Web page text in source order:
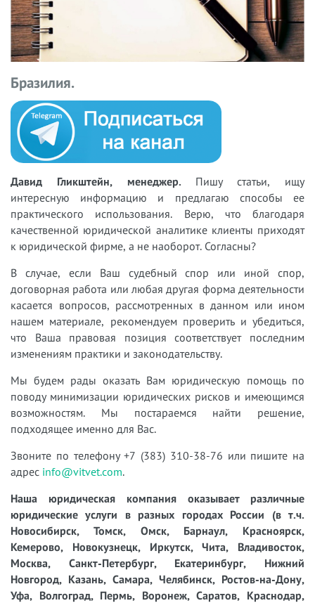
Бразилия.
Давид Гликштейн, менеджер. Пишу статьи, ищу
интересную информацию и предлагаю способы ее
практического использования. Верю, что благодаря
качественной юридической аналитике клиенты приходят
к юридической фирме, а не наоборот. Согласны?
В случае, если Ваш судебный спор или иной спор,
договорная работа или любая другая форма деятельности
касается вопросов, рассмотренных в данном или ином
нашем материале, рекомендуем проверить и убедиться,
что Ваша правовая позиция соответствует последним
изменениям практики и законодательству.
Мы будем рады оказать Вам юридическую помощь по
поводу минимизации юридических рисков и имеющимся
возможностям. Мы постараемся найти решение,
подходящее именно для Вас.
Звоните по телефону +7 (383) 310-38-76 или пишите на
адрес info@vitvet.com.
Наша юридическая компания оказывает различные
юридические услуги в разных городах России (в т.ч.
Новосибирск, Томск, Омск, Барнаул, Красноярск,
Кемерово, Новокузнецк, Иркутск, Чита, Владивосток,
Москва, Санкт-Петербург, Екатеринбург, Нижний
Новгород, Казань, Самара, Челябинск, Ростов-на-Дону,
Уфа, Волгоград, Пермь, Воронеж, Саратов, Краснодар,